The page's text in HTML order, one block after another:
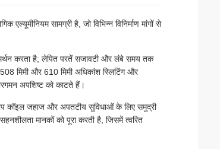
सामग्री है, जो विभिन्न विनिर्माण मांगों से
करता है; लेपित परतें सजावटी और लंबे समय तक
मिमी और 610 मिमी अधिकांश स्लिटिंग और
अपशिष्ट को काटते हैं।
कॉइल जहाज और अपतटीय सुविधाओं के लिए समुद्री
मानकों को पूरा करती है, जिसमें त्वरित